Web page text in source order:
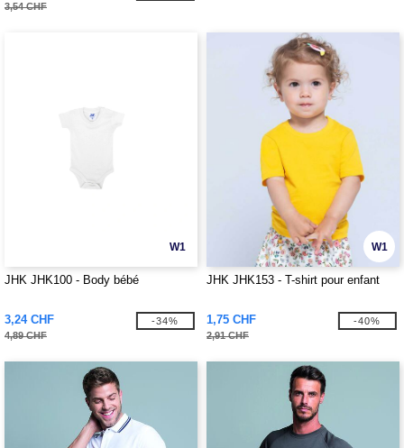
3,54 CHF
W1
JHK JHK100 - Body bébé
3,24 CHF
4,89 CHF
-34%
W1
JHK JHK153 - T-shirt pour enfant
1,75 CHF
2,91 CHF
-40%